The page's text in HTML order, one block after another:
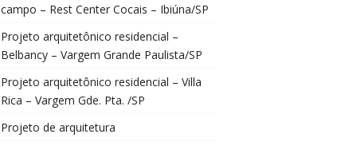
campo – Rest Center Cocais – Ibiúna/SP
Projeto arquitetônico residencial –
Belbancy – Vargem Grande Paulista/SP
Projeto arquitetônico residencial – Villa
Rica – Vargem Gde. Pta. /SP
Projeto de arquitetura